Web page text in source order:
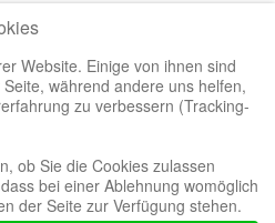
of Twitter, Inc. Code licensed underMIT
Website. Einige von ihnen sind
während andere uns helfen,
zu verbessern (Tracking-
ob Sie die Cookies zulassen
bei einer Ablehnung womöglich
der Seite zur Verfügung stehen.